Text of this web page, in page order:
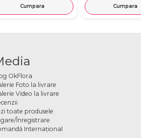
Cumpara Cumpara
OkFlora
Foto la livrare
Video la livrare
toate produsele
Înregistrare
Internațional